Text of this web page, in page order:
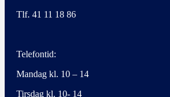
Tlf. 41 11 18 86
Telefontid:
Mandag kl. 10 – 14
Tirsdag kl. 10- 14